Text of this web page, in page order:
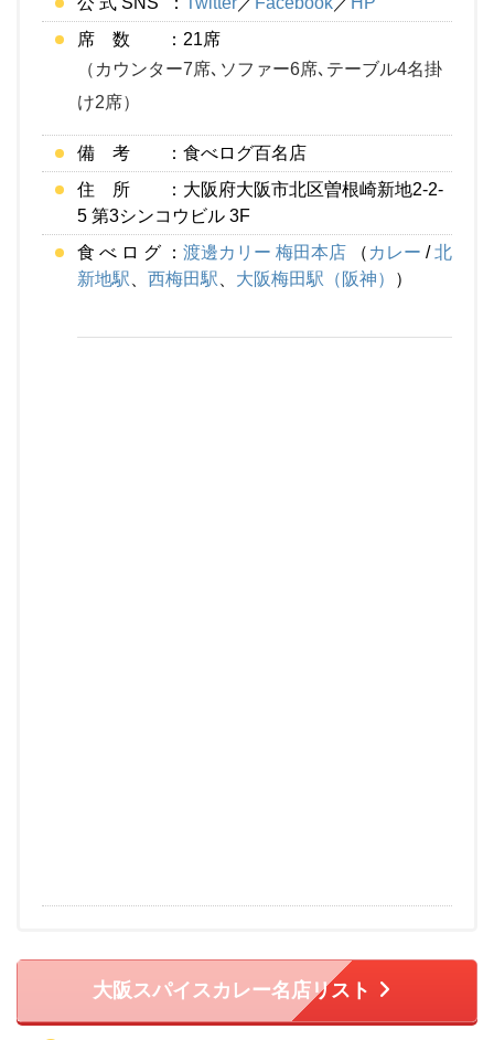
席 数 ：21席
（カウンター7席､ソファー6席､テーブル4名掛
け2席）
備 考 ：食べログ百名店
住 所 ：大阪府大阪市北区曽根崎新地2-2-
5 第3シンコウビル 3F
食 べ ロ グ ： 渡邊カリー 梅田本店 （ カレー /北
新地駅
西梅田駅 大阪梅田駅（阪神） ）
大阪スパイスカレー名店リスト